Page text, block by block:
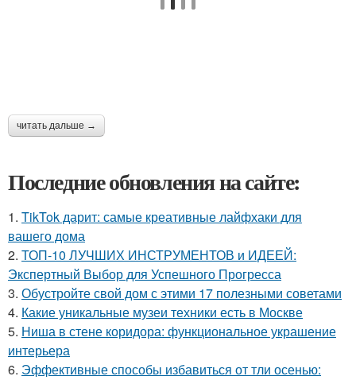
читать дальше →
Последние обновления на сайте:
1. TikTok дарит: самые креативные лайфхаки для
вашего дома
2. ТОП-10 ЛУЧШИХ ИНСТРУМЕНТОВ и ИДЕЕЙ:
Экспертный Выбор для Успешного Прогресса
3. Обустройте свой дом с этими 17 полезными советами
4. Какие уникальные музеи техники есть в Москве
5. Ниша в стене коридора: функциональное украшение
интерьера
6. Эффективные способы избавиться от тли осенью: